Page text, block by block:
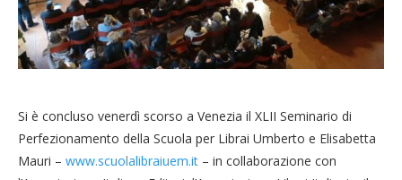
Si è concluso venerdì scorso a Venezia il XLII Seminario di
Perfezionamento della Scuola per Librai Umberto e Elisabetta
Mauri – www.scuolalibraiuem.it – in collaborazione con